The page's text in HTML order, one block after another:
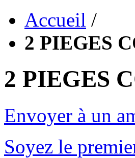
Accueil /
2 PIEGES
2 PIEGES
Envoyer à un
Soyez le